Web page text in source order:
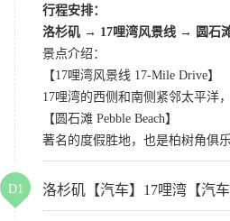
行程安排：
洛杉矶 → 17哩湾风景线 → 圆石
景点介绍：
【17哩湾风景线 17-Mile Drive】
17哩湾的西侧和南侧紧邻太平洋
【圆石滩 Pebble Beach】
著名的度假胜地，也是柏树角俱
D1 洛杉矶【汽车】17哩湾【汽